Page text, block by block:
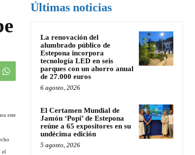
este
el
Últimas noticias
La renovación del
alumbrado público de
Estepona incorpora
tecnología LED en seis
parques con un ahorro anual
de 27.000 euros
6 agosto, 2026
El Certamen Mundial de
Jamón ‘Popi’ de Estepona
reúne a 65 expositores en su
undécima edición
5 agosto, 2026